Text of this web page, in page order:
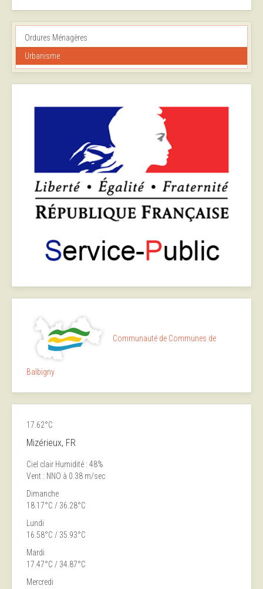
Ordures Ménagères
Urbanisme
Communauté de Communes de
Balbigny
17.62°C
Mizérieux, FR
Ciel clair Humidité : 48%
Vent : NNO à 0.38 m/sec
Dimanche
18.17°C / 36.28°C
Lundi
16.58°C / 35.93°C
Mardi
17.47°C / 34.87°C
Mercredi